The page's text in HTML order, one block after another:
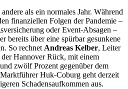
als ein normales Jahr. Während
finanziellen Folgen der Pandemie –
oder Event-Absagen –
bereits über eine spürbar gesunkene
So rechnetAndreas Kelber, Leiter
Hannover Rück, mit einem
zwölf Prozent gegenüber dem
Huk-Coburg geht derzeit
Schadensaufkommen aus.